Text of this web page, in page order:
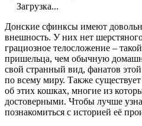
Загрузка...
Донские сфинксы имеют
внешность. У них нет
грациозное телосложение –
пришельца, чем обычную
свой странный вид, фанатов
по всему миру. Также
об этих кошках, многие из
достоверными. Чтобы лучше
познакомиться с историей её